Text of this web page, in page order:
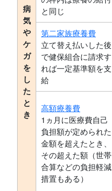
病
気
や
ケ
ガ
を
し
た
と
き
と同じ
第二家族療養費
立て替え払いした後
で健保組合に請求す
れば一定基準額を支
給
高額療養費
1ヵ月に医療費自己
負担額が定められた
金額を超えたとき、
その超えた額（世帯
合算などの負担軽減
措置もある）